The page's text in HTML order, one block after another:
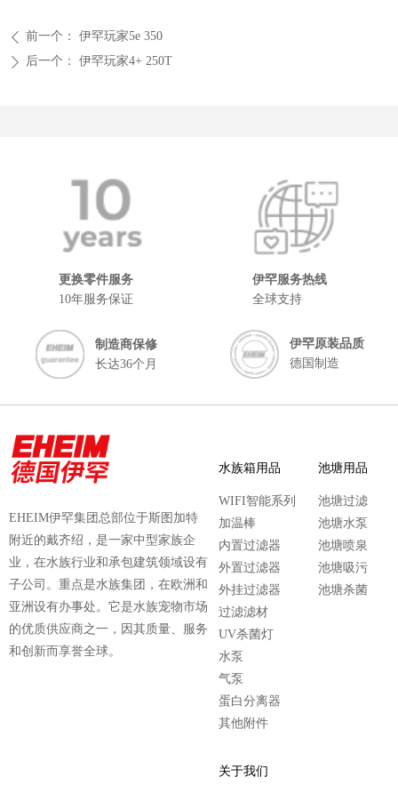
ꄴ 前一个： 伊罕玩家5e 350
ꄲ 后一个： 伊罕玩家4+ 250T
更换零件服务
10年服务保证
伊罕服务热线
全球支持
制造商保修
长达36个月
伊罕原装品质
德国制造
EHEIM伊罕集团总部位于斯图加特
附近的戴齐绍，是一家中型家族企
业，在水族行业和承包建筑领域设有
子公司。重点是水族集团，在欧洲和
亚洲设有办事处。它是水族宠物市场
的优质供应商之一，因其质量、服务
和创新而享誉全球。
水族箱用品
WIFI智能系列
加温棒
内置过滤器
外置过滤器
外挂过滤器
过滤滤材
UV杀菌灯
水泵
气泵
蛋白分离器
其他附件
池塘用品
池塘过滤
池塘水泵
池塘喷泉
池塘吸污
池塘杀菌
关于我们